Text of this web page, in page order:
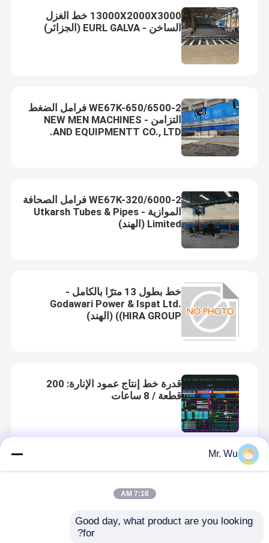
cnc ترادفيّ صحافة مكبح
خفيف Pole soudure آلة
آلة قطع باب القطب الخفيفة
قص على طول الجهاز
آلة تشكيل الدرابزين
هيدروليّ يقصّ آلة
يقذف يفجّر آلة
آلة قطع الليزر
آلة قطع البلازما CNC
خط حز لفائف الصلب
13000X2000X3000 خط الغزل
الساخن - EURL GALVA (الجزائر)
2-WE67K-650/6500 فرامل الضغط
التزامن - NEW MEN MACHINES
AND EQUIPMENTT CO., LTD.
(العميل النهائي في مصر)
2-WE67K-320/6000 فرامل الصحافة
الموازية - Utkarsh Tubes & Pipes
Limited (الهند)
خط بطول 13 مترًا بالكامل -
Godawari Power & Ispat Ltd.
(HIRA GROUP) (الهند)
قدرة خط إنتاج عمود الإنارة: 200
قطعة / 8 ساعات
قدرة خط إنتاج عمود الإنارة: 100
قطعة / 8 ساعات
Mr. Wu
7:16 AM
Good day, what product are you looking
for?